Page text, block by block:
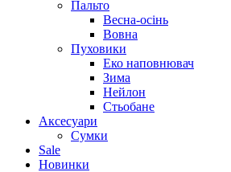
Пальто
Весна-осінь
Вовна
Пуховики
Еко наповнювач
Зима
Нейлон
Стьобане
Аксесуари
Сумки
Sale
Новинки